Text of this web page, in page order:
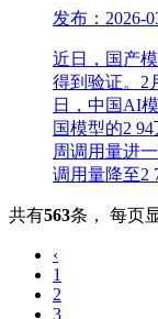
发布：2026-
近日，国产
得到验证。2
日，中国AI
国模型的2
周调用量进
调用量降至2
共有563条 ， 每页
‹
1
2
3